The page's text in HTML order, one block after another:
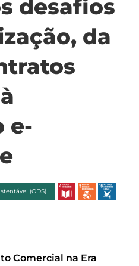
desafios
da
e-
(ODS)
Comercial na Era